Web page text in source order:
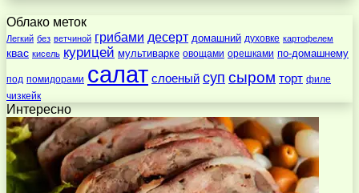
Облако меток
Легкий без ветчиной грибами десерт домашний духовке картофелем
квас кисель курицей мультиварке овощами орешками по-домашнему
под помидорами салат слоеный суп сыром торт филе
чизкейк
Интересно